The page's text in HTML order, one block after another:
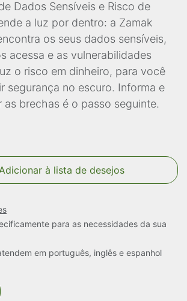
Dados Sensíveis e Risco de
a luz por dentro: a Zamak
os seus dados sensíveis,
acessa e as vulnerabilidades
o risco em dinheiro, para você
segurança no escuro. Informa e
as brechas é o passo seguinte.
à lista de desejos
para as necessidades da sua
em português, inglês e espanhol